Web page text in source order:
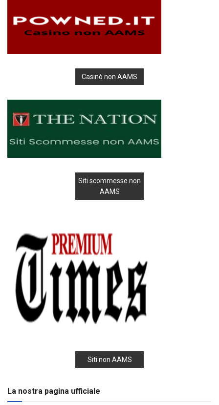
Casinò non AAMS
Siti scommesse non
AAMS
Siti non AAMS
La nostra pagina ufficiale